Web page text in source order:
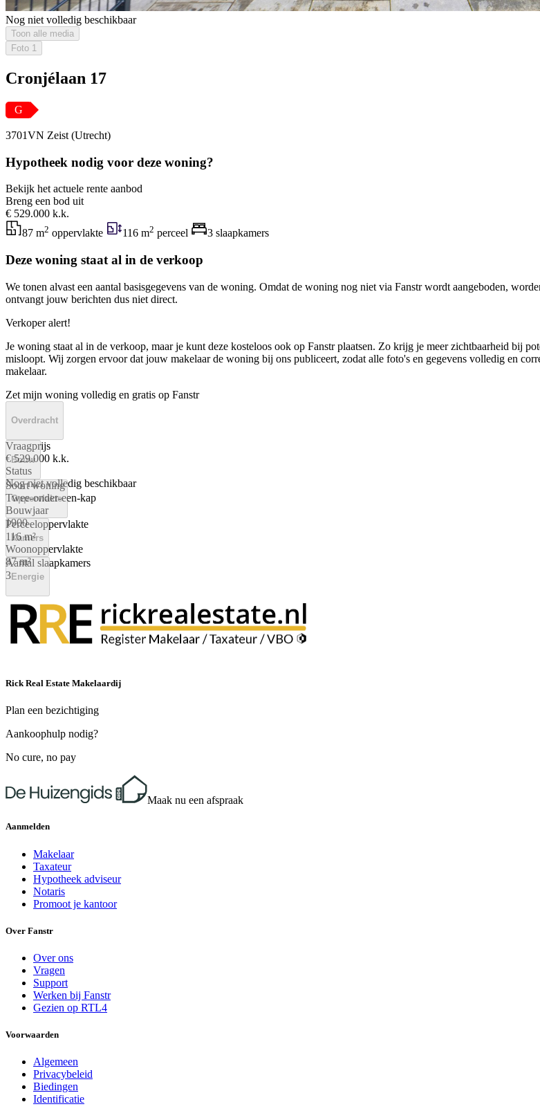
Nog niet volledig beschikbaar
Toon alle media
Foto 1
Cronjélaan 17
G
3701VN Zeist (Utrecht)
Hypotheek nodig voor deze woning?
Bekijk het actuele rente aanbod
Breng een bod uit
€ 529.000 k.k.
87 m2 oppervlakte 116 m2 perceel 3 slaapkamers
Deze woning staat al in de verkoop
We tonen alvast een aantal basisgegevens van de woning. Omdat de woning nog niet via Fanstr wordt aangeboden,
ontvangt jouw berichten dus niet direct.
Verkoper alert!
Je woning staat al in de verkoop, maar je kunt deze kosteloos ook op Fanstr plaatsen. Zo krijg je meer zichtbaarheid bij
misloopt. Wij zorgen ervoor dat jouw makelaar de woning bij ons publiceert, zodat alle foto's en gegevens volledig en
makelaar.
Zet mijn woning volledig en gratis op Fanstr
Overdracht
Vraagprijs
€ 529.000 k.k.
Status
Nog niet volledig beschikbaar
Bouw
Soort woning
Twee-onder-een-kap
Bouwjaar
1900
Oppervlakte
Perceeloppervlakte
116 m²
Woonoppervlakte
87 m²
Kamers
Aantal slaapkamers
3 Energie
Rick Real Estate Makelaardij
Plan een bezichtiging
Aankoophulp nodig?
No cure, no pay
Maak nu een afspraak
Aanmelden
Makelaar
Taxateur
Hypotheek adviseur
Notaris
Promoot je kantoor
Over Fanstr
Over ons
Vragen
Support
Werken bij Fanstr
Gezien op RTL4
Voorwaarden
Algemeen
Privacybeleid
Biedingen
Identificatie